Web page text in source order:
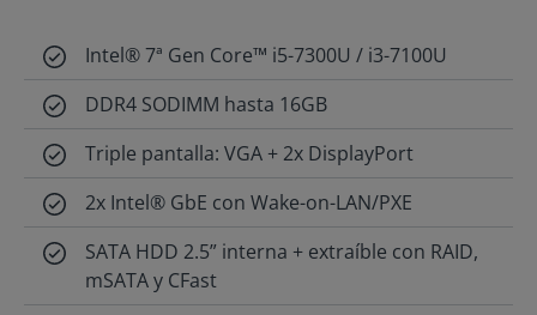
Intel® 7ª Gen Core™ i5-7300U / i3-7100U
DDR4 SODIMM hasta 16GB
Triple pantalla: VGA + 2x DisplayPort
2x Intel® GbE con Wake-on-LAN/PXE
SATA HDD 2.5” interna + extraíble con RAID,
mSATA y CFast